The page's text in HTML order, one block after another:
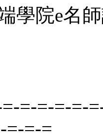
學院e名
=-=-=-=-
=-=-=